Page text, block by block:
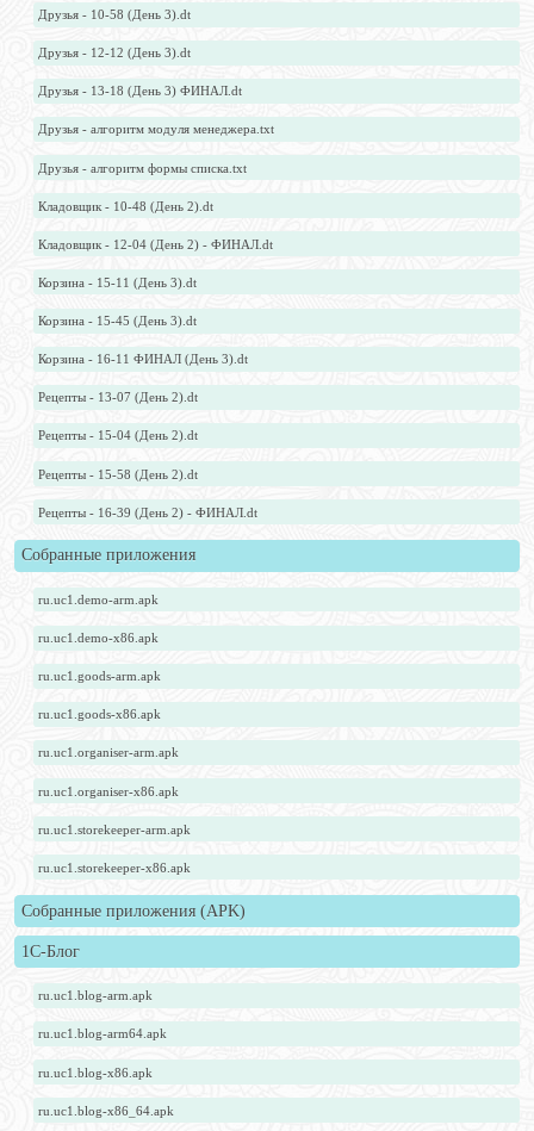
Друзья - 10-58 (День 3).dt
Друзья - 12-12 (День 3).dt
Друзья - 13-18 (День 3) ФИНАЛ.dt
Друзья - алгоритм модуля менеджера.txt
Друзья - алгоритм формы списка.txt
Кладовщик - 10-48 (День 2).dt
Кладовщик - 12-04 (День 2) - ФИНАЛ.dt
Корзина - 15-11 (День 3).dt
Корзина - 15-45 (День 3).dt
Корзина - 16-11 ФИНАЛ (День 3).dt
Рецепты - 13-07 (День 2).dt
Рецепты - 15-04 (День 2).dt
Рецепты - 15-58 (День 2).dt
Рецепты - 16-39 (День 2) - ФИНАЛ.dt
Собранные приложения
ru.uc1.demo-arm.apk
ru.uc1.demo-x86.apk
ru.uc1.goods-arm.apk
ru.uc1.goods-x86.apk
ru.uc1.organiser-arm.apk
ru.uc1.organiser-x86.apk
ru.uc1.storekeeper-arm.apk
ru.uc1.storekeeper-x86.apk
Собранные приложения (APK)
1С-Блог
ru.uc1.blog-arm.apk
ru.uc1.blog-arm64.apk
ru.uc1.blog-x86.apk
ru.uc1.blog-x86_64.apk